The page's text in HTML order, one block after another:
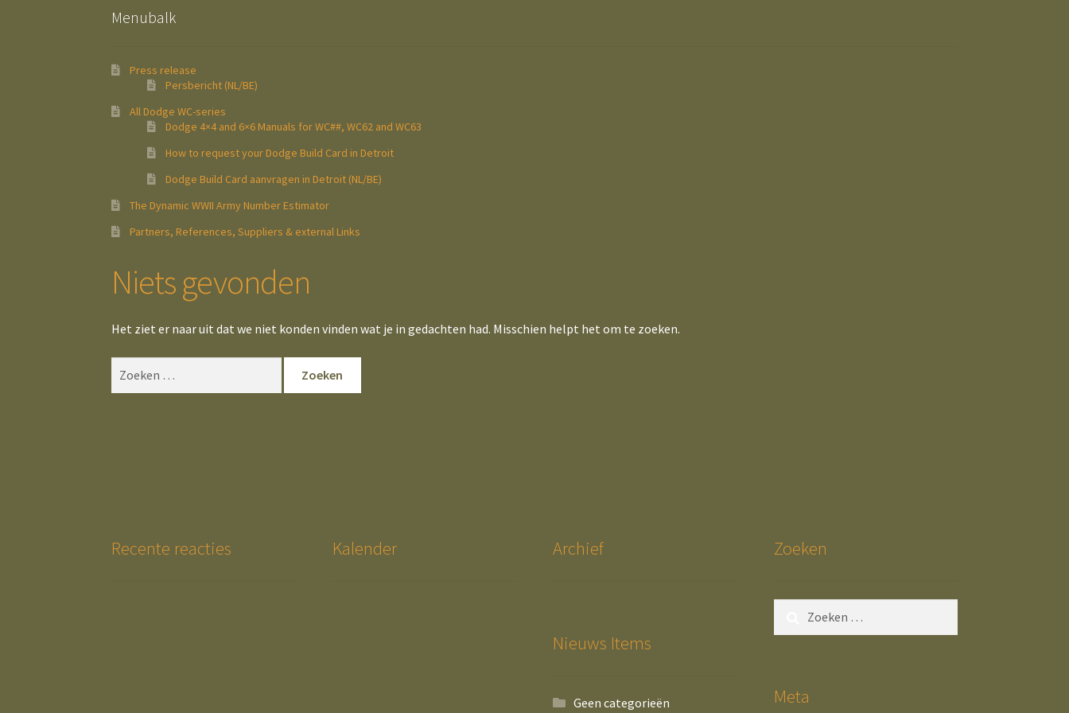
Menubalk
Press release
Persbericht (NL/BE)
All Dodge WC-series
Dodge 4×4 and 6×6 Manuals for WC##, WC62 and WC63
How to request your Dodge Build Card in Detroit
Dodge Build Card aanvragen in Detroit (NL/BE)
The Dynamic WWII Army Number Estimator
Partners, References, Suppliers & external Links
Niets gevonden
Het ziet er naar uit dat we niet konden vinden wat je in gedachten had. Misschien helpt het om te zoeken.
Recente reacties Kalender Archief
Nieuws Items
Geen categorieën
Zoeken
Meta